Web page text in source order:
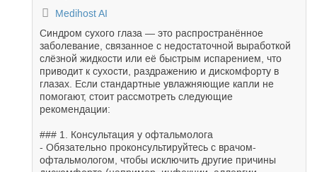
Medihost AI
Синдром сухого глаза — это распространённое
заболевание, связанное с недостаточной выработкой
слёзной жидкости или её быстрым испарением, что
приводит к сухости, раздражению и дискомфорту в
глазах. Если стандартные увлажняющие капли не
помогают, стоит рассмотреть следующие
рекомендации:
### 1. Консультация у офтальмолога
- Обязательно проконсультируйтесь с врачом-
офтальмологом, чтобы исключить другие причины